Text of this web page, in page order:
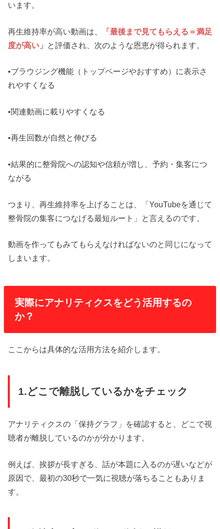
います。
再生維持率が高い動画は、
「最後まで見てもらえる＝満足
度が高い」
と評価され、次のような恩恵が得られます。
•ブラウジング機能（トップページやおすすめ）に表示さ
れやすくなる
•関連動画に載りやすくなる
•再生回数が自然と伸びる
•結果的に整骨院への認知や信頼が増し、予約・集客につ
ながる
つまり、再生維持率を上げることは、「YouTubeを通じて
整骨院の集客につなげる最短ルート」と言えるのです。
動画を作ってもみてもらえなければないのと同じになって
しまいます。
実際にアナリティクスをどう活用するの
か？
ここからは具体的な活用方法を紹介します。
1.どこで離脱しているかをチェック
アナリティクスの「保持グラフ」を確認すると、どこで視
聴者が離脱しているのかが分かります。
例えば、挨拶が長すぎる、話が本題に入るのが遅いなどが
原因で、最初の30秒で一気に視聴が落ちることもありま
す。